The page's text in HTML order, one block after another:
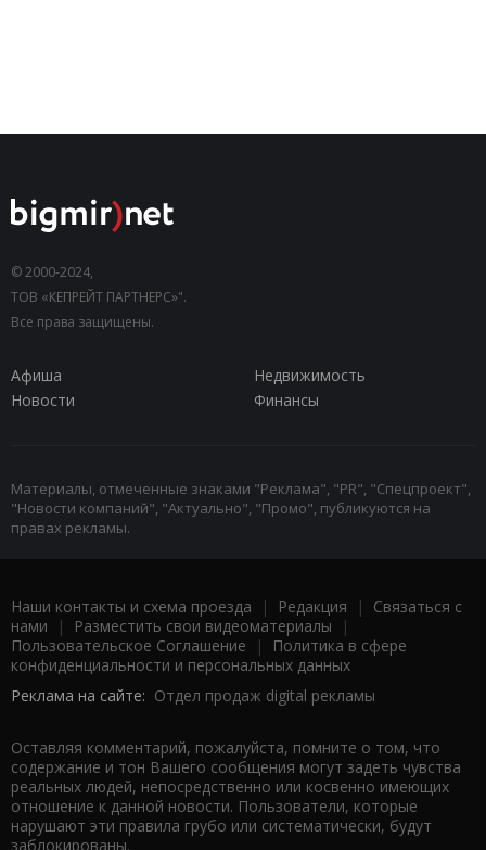
© 2000-2024,
ТОВ «КЕПРЕЙТ ПАРТНЕРС»".
Все права защищены.
Афиша
Недвижимость
Новости
Финансы
Материалы, отмеченные знаками "Реклама", "PR", "Спецпроект",
"Новости компаний", "Актуально", "Промо", публикуются на
правах рекламы.
Наши контакты и схема проезда | Редакция | Связаться с
нами | Разместить свои видеоматериалы |
Пользовательское Соглашение |
Политика в сфере
конфиденциальности и персональных данных
Реклама на сайте: Отдел продаж digital рекламы
Оставляя комментарий, пожалуйста, помните о том, что
содержание и тон Вашего сообщения могут задеть чувства
реальных людей, непосредственно или косвенно имеющих
отношение к данной новости. Пользователи, которые
нарушают эти правила грубо или систематически, будут
заблокированы.